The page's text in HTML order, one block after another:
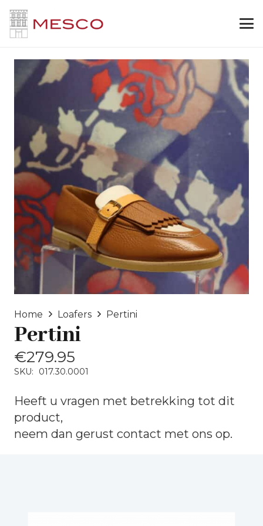
Home Loafers Pertini
Pertini
€279.95
SKU: 017.30.0001
Heeft u vragen met betrekking tot dit
product,
neem dan gerust contact met ons op.